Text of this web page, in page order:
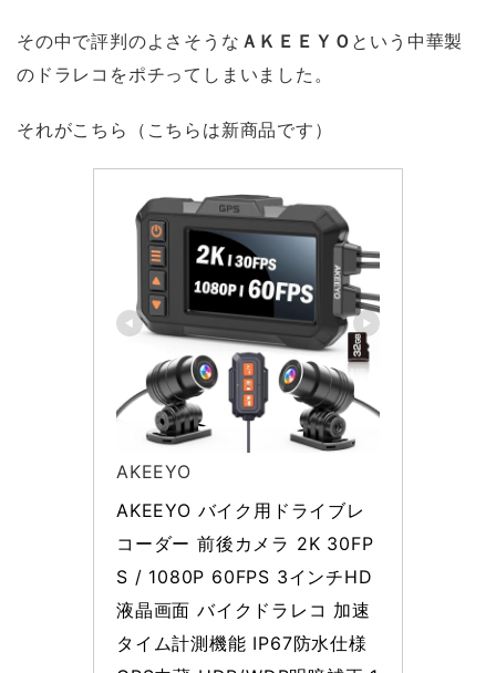
その中で評判のよさそうな ＡＫＥＥＹＯ という中華製
のドラレコをポチってしまいました。
それがこちら（こちらは新商品です）
AKEEYO
AKEEYO バイク用ドライブレ
コーダー 前後カメラ 2K 30FP
S / 1080P 60FPS 3インチHD
液晶画面 バイクドラレコ 加速
タイム計測機能 IP67防水仕様